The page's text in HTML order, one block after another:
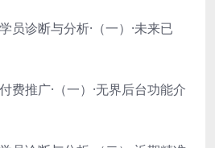
员诊断与分析·（一）·未来已
费推广·（一）·无界后台功能介